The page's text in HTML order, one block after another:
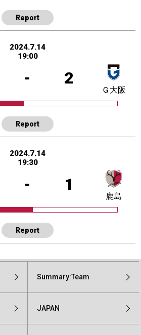
Report
2024.7.14
19:00
- 2
Ｇ大阪
Report
2024.7.14
19:30
- 1
鹿島
Report
Summary:Team
JAPAN